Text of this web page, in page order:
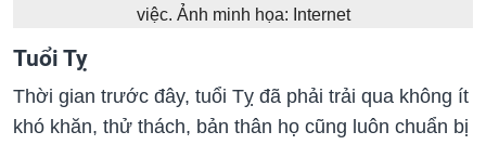
việc. Ảnh minh họa: Internet
Tuổi Tỵ
Thời gian trước đây, tuổi Tỵ đã phải trải qua không ít
khó khăn, thử thách, bản thân họ cũng luôn chuẩn bị